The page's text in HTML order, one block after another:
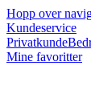
Hopp over
Kundeservice
Privatkunde
Mine favoritter